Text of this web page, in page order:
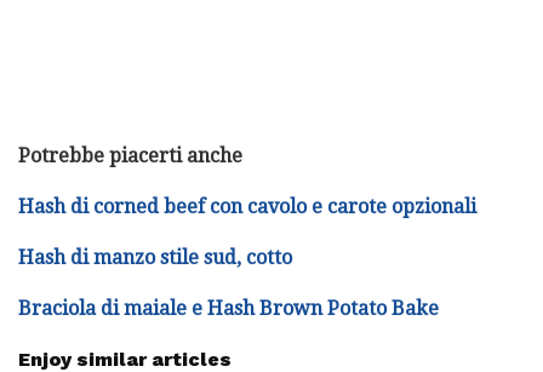
Potrebbe piacerti anche
Hash di corned beef con cavolo e carote opzionali
Hash di manzo stile sud, cotto
Braciola di maiale e Hash Brown Potato Bake
Enjoy similar articles